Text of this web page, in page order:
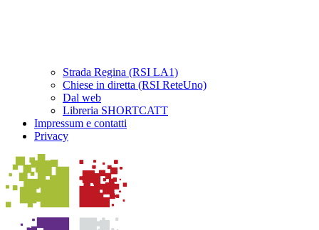
Strada Regina (RSI LA1)
Chiese in diretta (RSI ReteUno)
Dal web
Libreria SHORTCATT
Impressum e contatti
Privacy